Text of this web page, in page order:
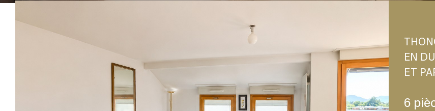
EN
ET
6